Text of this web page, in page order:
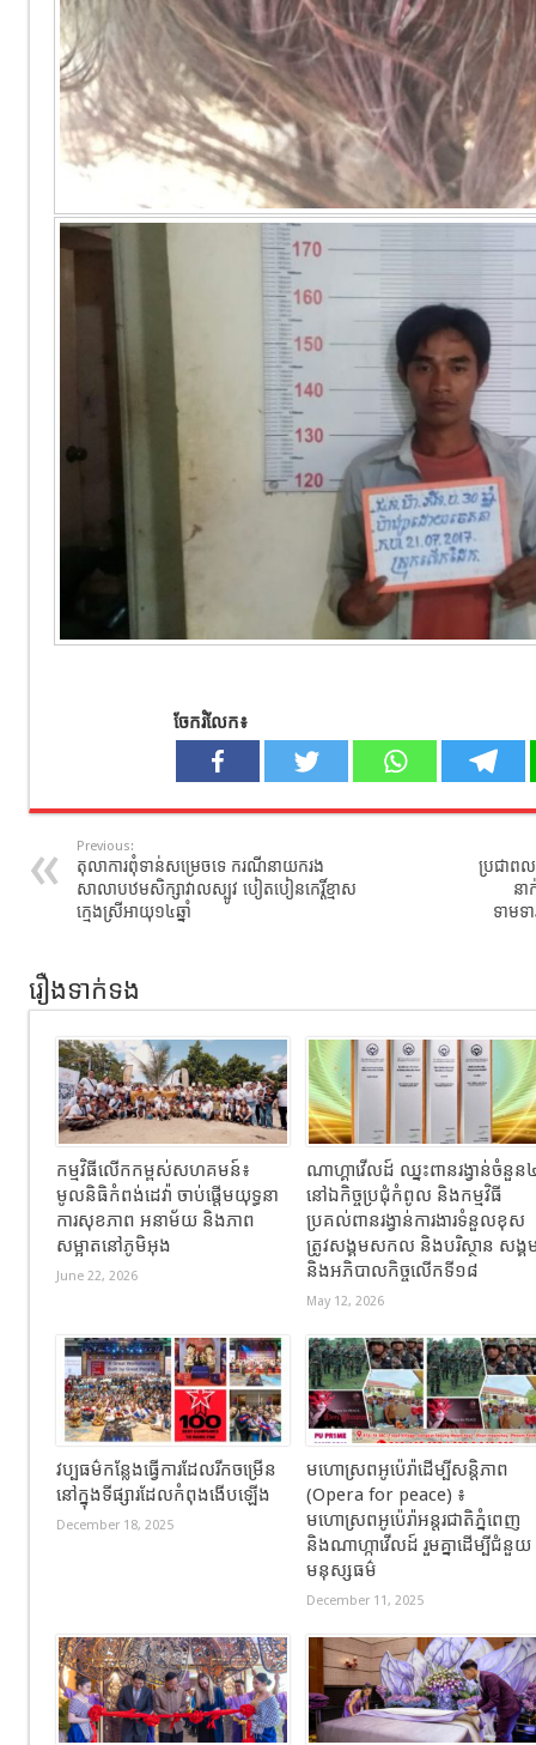
ចែករំលែក៖
Previous:
តុលាការពុំទាន់សម្រេចទេ ករណីនាយករង
សាលាបឋមសិក្សាវាលស្បូវ បៀតបៀនកេរ្តិ៍ខ្មាស
ក្មេងស្រីអាយុ១៤ឆ្នាំ
ប្រជាព
នា
ទាមទ
រឿងទាក់ទង
កម្មវិធីលើកកម្ពស់សហគមន៍៖
មូលនិធិកំពង់ដេវ៉ា ចាប់ផ្តើមយុទ្ធនា
ការសុខភាព អនាម័យ និងភាព
សម្អាតនៅភូមិអុង
June 22, 2026
ណាហ្គាវើលដ៍ ឈ្នះពានរង្វាន់ចំនួន
នៅឯកិច្ចប្រជុំកំពូល និងកម្មវិធី
ប្រគល់ពានរង្វាន់ការងារទំនួលខុស
ត្រូវសង្គមសកល និងបរិស្ថាន សង្គ
និងអភិបាលកិច្ចលើកទី១៨
May 12, 2026
វប្បធម៌កន្លែងធ្វើការដែលរីកចម្រើន
នៅក្នុងទីផ្សារដែលកំពុងងើបឡើង
December 18, 2025
មហោស្រពអូប៉េរ៉ាដើម្បីសន្តិភាព
(Opera for peace) ៖
មហោស្រពអូប៉េរ៉ាអន្តរជាតិភ្នំពេញ
និងណាហ្កាវើលដ៍ រួមគ្នាដើម្បីជំនួយ
មនុស្សធម៌
December 11, 2025